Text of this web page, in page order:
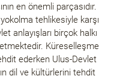
en önemli parçasıdır.
tehlikesiyle karşı
anlayışları birçok halkı
Küreselleşme
ederken Ulus-Devlet
dil ve kültürlerini tehdit